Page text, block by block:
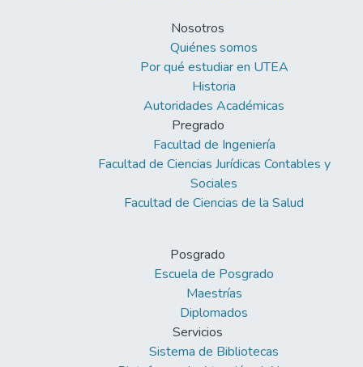
Nosotros
Quiénes somos
Por qué estudiar en UTEA
Historia
Autoridades Académicas
Pregrado
Facultad de Ingeniería
Facultad de Ciencias Jurídicas Contables y
Sociales
Facultad de Ciencias de la Salud
Posgrado
Escuela de Posgrado
Maestrías
Diplomados
Servicios
Sistema de Bibliotecas